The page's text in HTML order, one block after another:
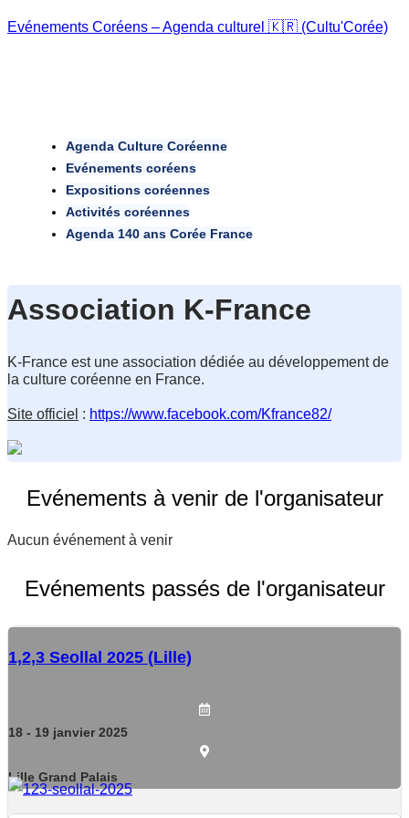
Evénements Coréens – Agenda culturel 🇰🇷 (Cultu'Corée)
Agenda Culture Coréenne
Evénements coréens
Expositions coréennes
Activités coréennes
Agenda 140 ans Corée France
Association K-France
K-France est une association dédiée au développement de
la culture coréenne en France.
Site officiel : https://www.facebook.com/Kfrance82/
Evénements à venir de l'organisateur
Aucun événement à venir
Evénements passés de l'organisateur
1,2,3 Seollal 2025 (Lille)
18 - 19 janvier 2025
Lille Grand Palais